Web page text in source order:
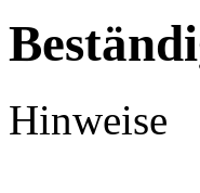
Hinweise